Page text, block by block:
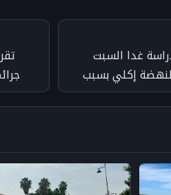
غدا السبت
إكلي بسبب
الجوية